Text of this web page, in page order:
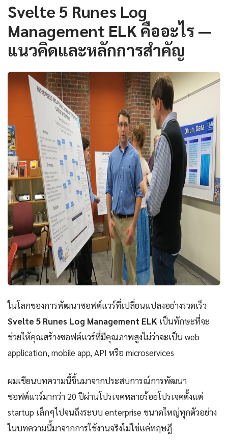
Svelte 5 Runes Log
Management ELK คืออะไร —
แนวคิดและหลักการสำคัญ
ในโลกของการพัฒนาซอฟต์แวร์ที่เปลี่ยนแปลงอย่างรวดเร็ว
Svelte 5 Runes Log Management ELK เป็นทักษะที่จะ
ช่วยให้คุณสร้างซอฟต์แวร์ที่มีคุณภาพสูงไม่ว่าจะเป็น web
application, mobile app, API หรือ microservices
ผมเขียนบทความนี้ขึ้นมาจากประสบการณ์การพัฒนา
ซอฟต์แวร์มากว่า 20 ปีผ่านโปรเจคหลายร้อยโปรเจคตั้งแต่
startup เล็กๆไปจนถึงระบบ enterprise ขนาดใหญ่ทุกตัวอย่าง
ในบทความนี้มาจากการใช้งานจริงไม่ใช่แค่ทฤษฎี